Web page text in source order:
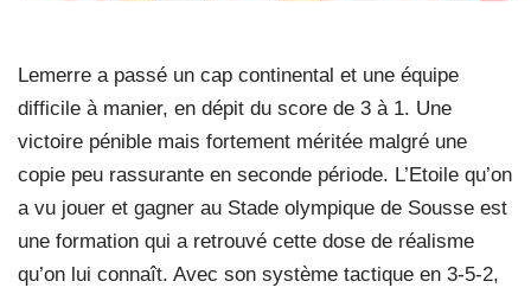
Lemerre a passé un cap continental et une équipe
difficile à manier, en dépit du score de 3 à 1. Une
victoire pénible mais fortement méritée malgré une
copie peu rassurante en seconde période. L’Etoile qu’on
a vu jouer et gagner au Stade olympique de Sousse est
une formation qui a retrouvé cette dose de réalisme
qu’on lui connaît. Avec son système tactique en 3-5-2,